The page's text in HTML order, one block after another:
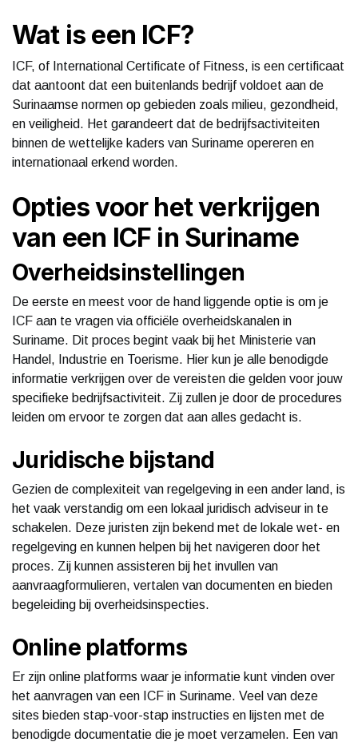
Wat is een ICF?
ICF, of International Certificate of Fitness, is een certificaat
dat aantoont dat een buitenlands bedrijf voldoet aan de
Surinaamse normen op gebieden zoals milieu, gezondheid,
en veiligheid. Het garandeert dat de bedrijfsactiviteiten
binnen de wettelijke kaders van Suriname opereren en
internationaal erkend worden.
Opties voor het verkrijgen
van een ICF in Suriname
Overheidsinstellingen
De eerste en meest voor de hand liggende optie is om je
ICF aan te vragen via officiële overheidskanalen in
Suriname. Dit proces begint vaak bij het Ministerie van
Handel, Industrie en Toerisme. Hier kun je alle benodigde
informatie verkrijgen over de vereisten die gelden voor jouw
specifieke bedrijfsactiviteit. Zij zullen je door de procedures
leiden om ervoor te zorgen dat aan alles gedacht is.
Juridische bijstand
Gezien de complexiteit van regelgeving in een ander land, is
het vaak verstandig om een lokaal juridisch adviseur in te
schakelen. Deze juristen zijn bekend met de lokale wet- en
regelgeving en kunnen helpen bij het navigeren door het
proces. Zij kunnen assisteren bij het invullen van
aanvraagformulieren, vertalen van documenten en bieden
begeleiding bij overheidsinspecties.
Online platforms
Er zijn online platforms waar je informatie kunt vinden over
het aanvragen van een ICF in Suriname. Veel van deze
sites bieden stap-voor-stap instructies en lijsten met de
benodigde documentatie die je moet verzamelen. Een van